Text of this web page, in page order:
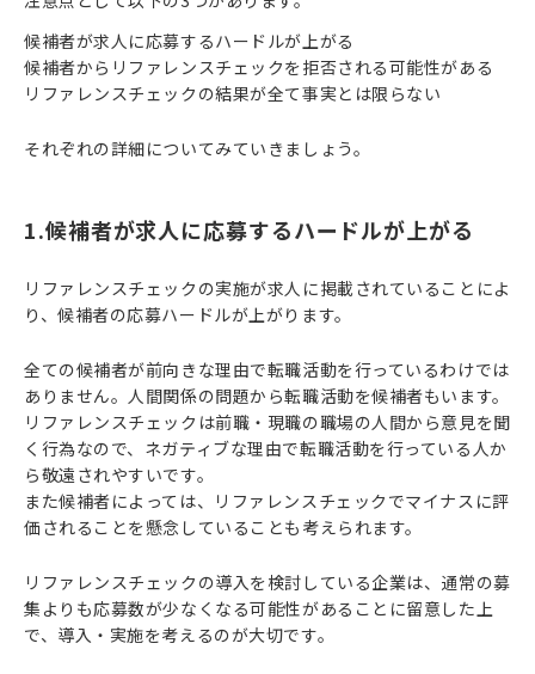
候補者が求人に応募するハードルが上がる
候補者からリファレンスチェックを拒否される可能性がある
リファレンスチェックの結果が全て事実とは限らない
それぞれの詳細についてみていきましょう。
1.候補者が求人に応募するハードルが上がる
リファレンスチェックの実施が求人に掲載されていることによ
り、候補者の応募ハードルが上がります。
全ての候補者が前向きな理由で転職活動を行っているわけでは
ありません。人間関係の問題から転職活動を候補者もいます。
リファレンスチェックは前職・現職の職場の人間から意見を聞
く行為なので、ネガティブな理由で転職活動を行っている人か
ら敬遠されやすいです。
また候補者によっては、リファレンスチェックでマイナスに評
価されることを懸念していることも考えられます。
リファレンスチェックの導入を検討している企業は、通常の募
集よりも応募数が少なくなる可能性があることに留意した上
で、導入・実施を考えるのが大切です。